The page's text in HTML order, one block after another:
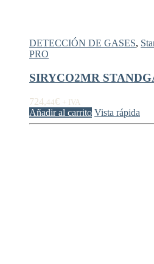
DETECCIÓN DE GASES,
PRO
SIRYCO2MR
724,44€ + IVA
Añadir al carrito Vista rápida